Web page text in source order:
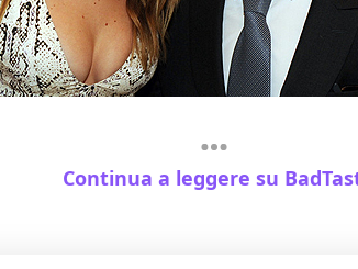
Continua a leggere su